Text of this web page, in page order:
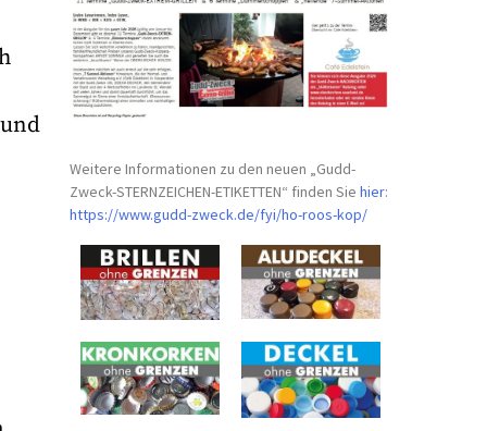
Weitere Informationen zu den neuen „Gudd-
Zweck-STERNZEICHEN-ETIKETTEN“ finden Siehier:
https://www.gudd-zweck.de/fyi/ho-roos-kop/